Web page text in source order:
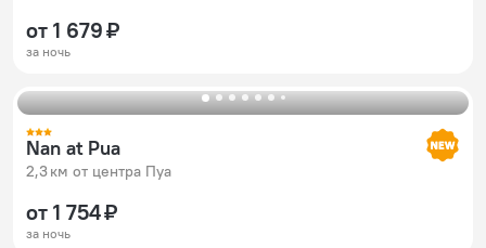
от 1 679 ₽
за ночь
Nan at Pua
2,3 км от центра Пуа
от 1 754 ₽
за ночь